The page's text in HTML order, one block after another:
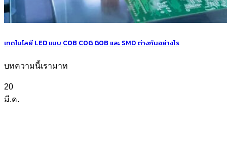
เทคโนโลยี LED แบบ COB COG GOB และ SMD ต่างกันอย่างไร
บทความนี้เรามาท
20
มี.ค.